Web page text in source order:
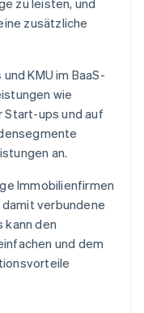
zu leisten, und
zusätzliche
und KMU im BaaS-
wie
Start-ups und auf
an.
Immobilienfirmen
verbundene
kann den
und dem